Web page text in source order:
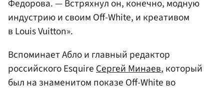
Федорова. — Встряхнул он, конечно, модную
индустрию и своим Off-White, и креативом
в Louis Vuitton».
Вспоминает Абло и главный редактор
российского EsquireСергей Минаев, который
был на знаменитом показе Off-White во